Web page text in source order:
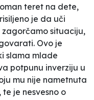
teret na dete,
je da uči
situaciju,
Ovo je
slama mlade
potpunu inverziju u
mu nije nametnuta
je nesvesno o